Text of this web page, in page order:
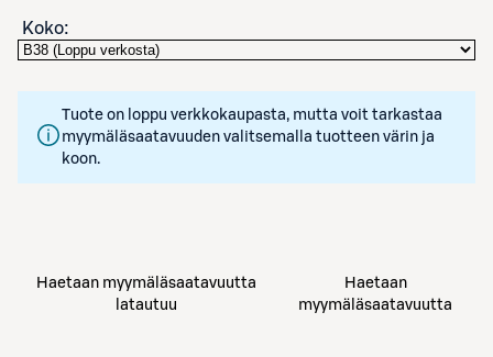
Koko:
Tuote on loppu verkkokaupasta, mutta voit tarkastaa
myymäläsaatavuuden valitsemalla tuotteen värin ja
koon.
Haetaan myymäläsaatavuutta
latautuu
Haetaan
myymäläsaatavuutta